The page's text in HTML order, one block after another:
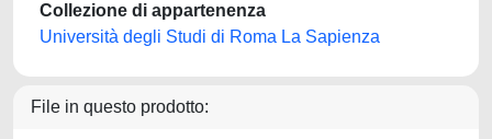
Collezione di appartenenza
Università degli Studi di Roma La Sapienza
File in questo prodotto: